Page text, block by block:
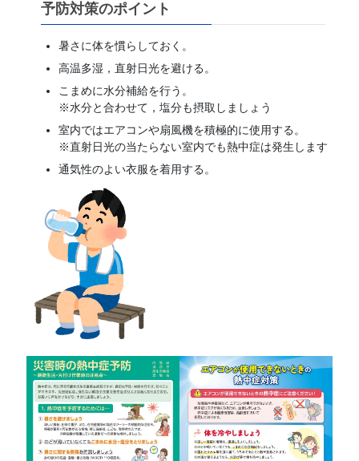
予防対策のポイント
暑さに体を慣らしておく。
高温多湿，直射日光を避ける。
こまめに水分補給を行う。
※水分と合わせて，塩分も摂取しましょう
室内ではエアコンや扇風機を積極的に使用する。
※直射日光の当たらない室内でも熱中症は発生します
通気性のよい衣服を着用する。